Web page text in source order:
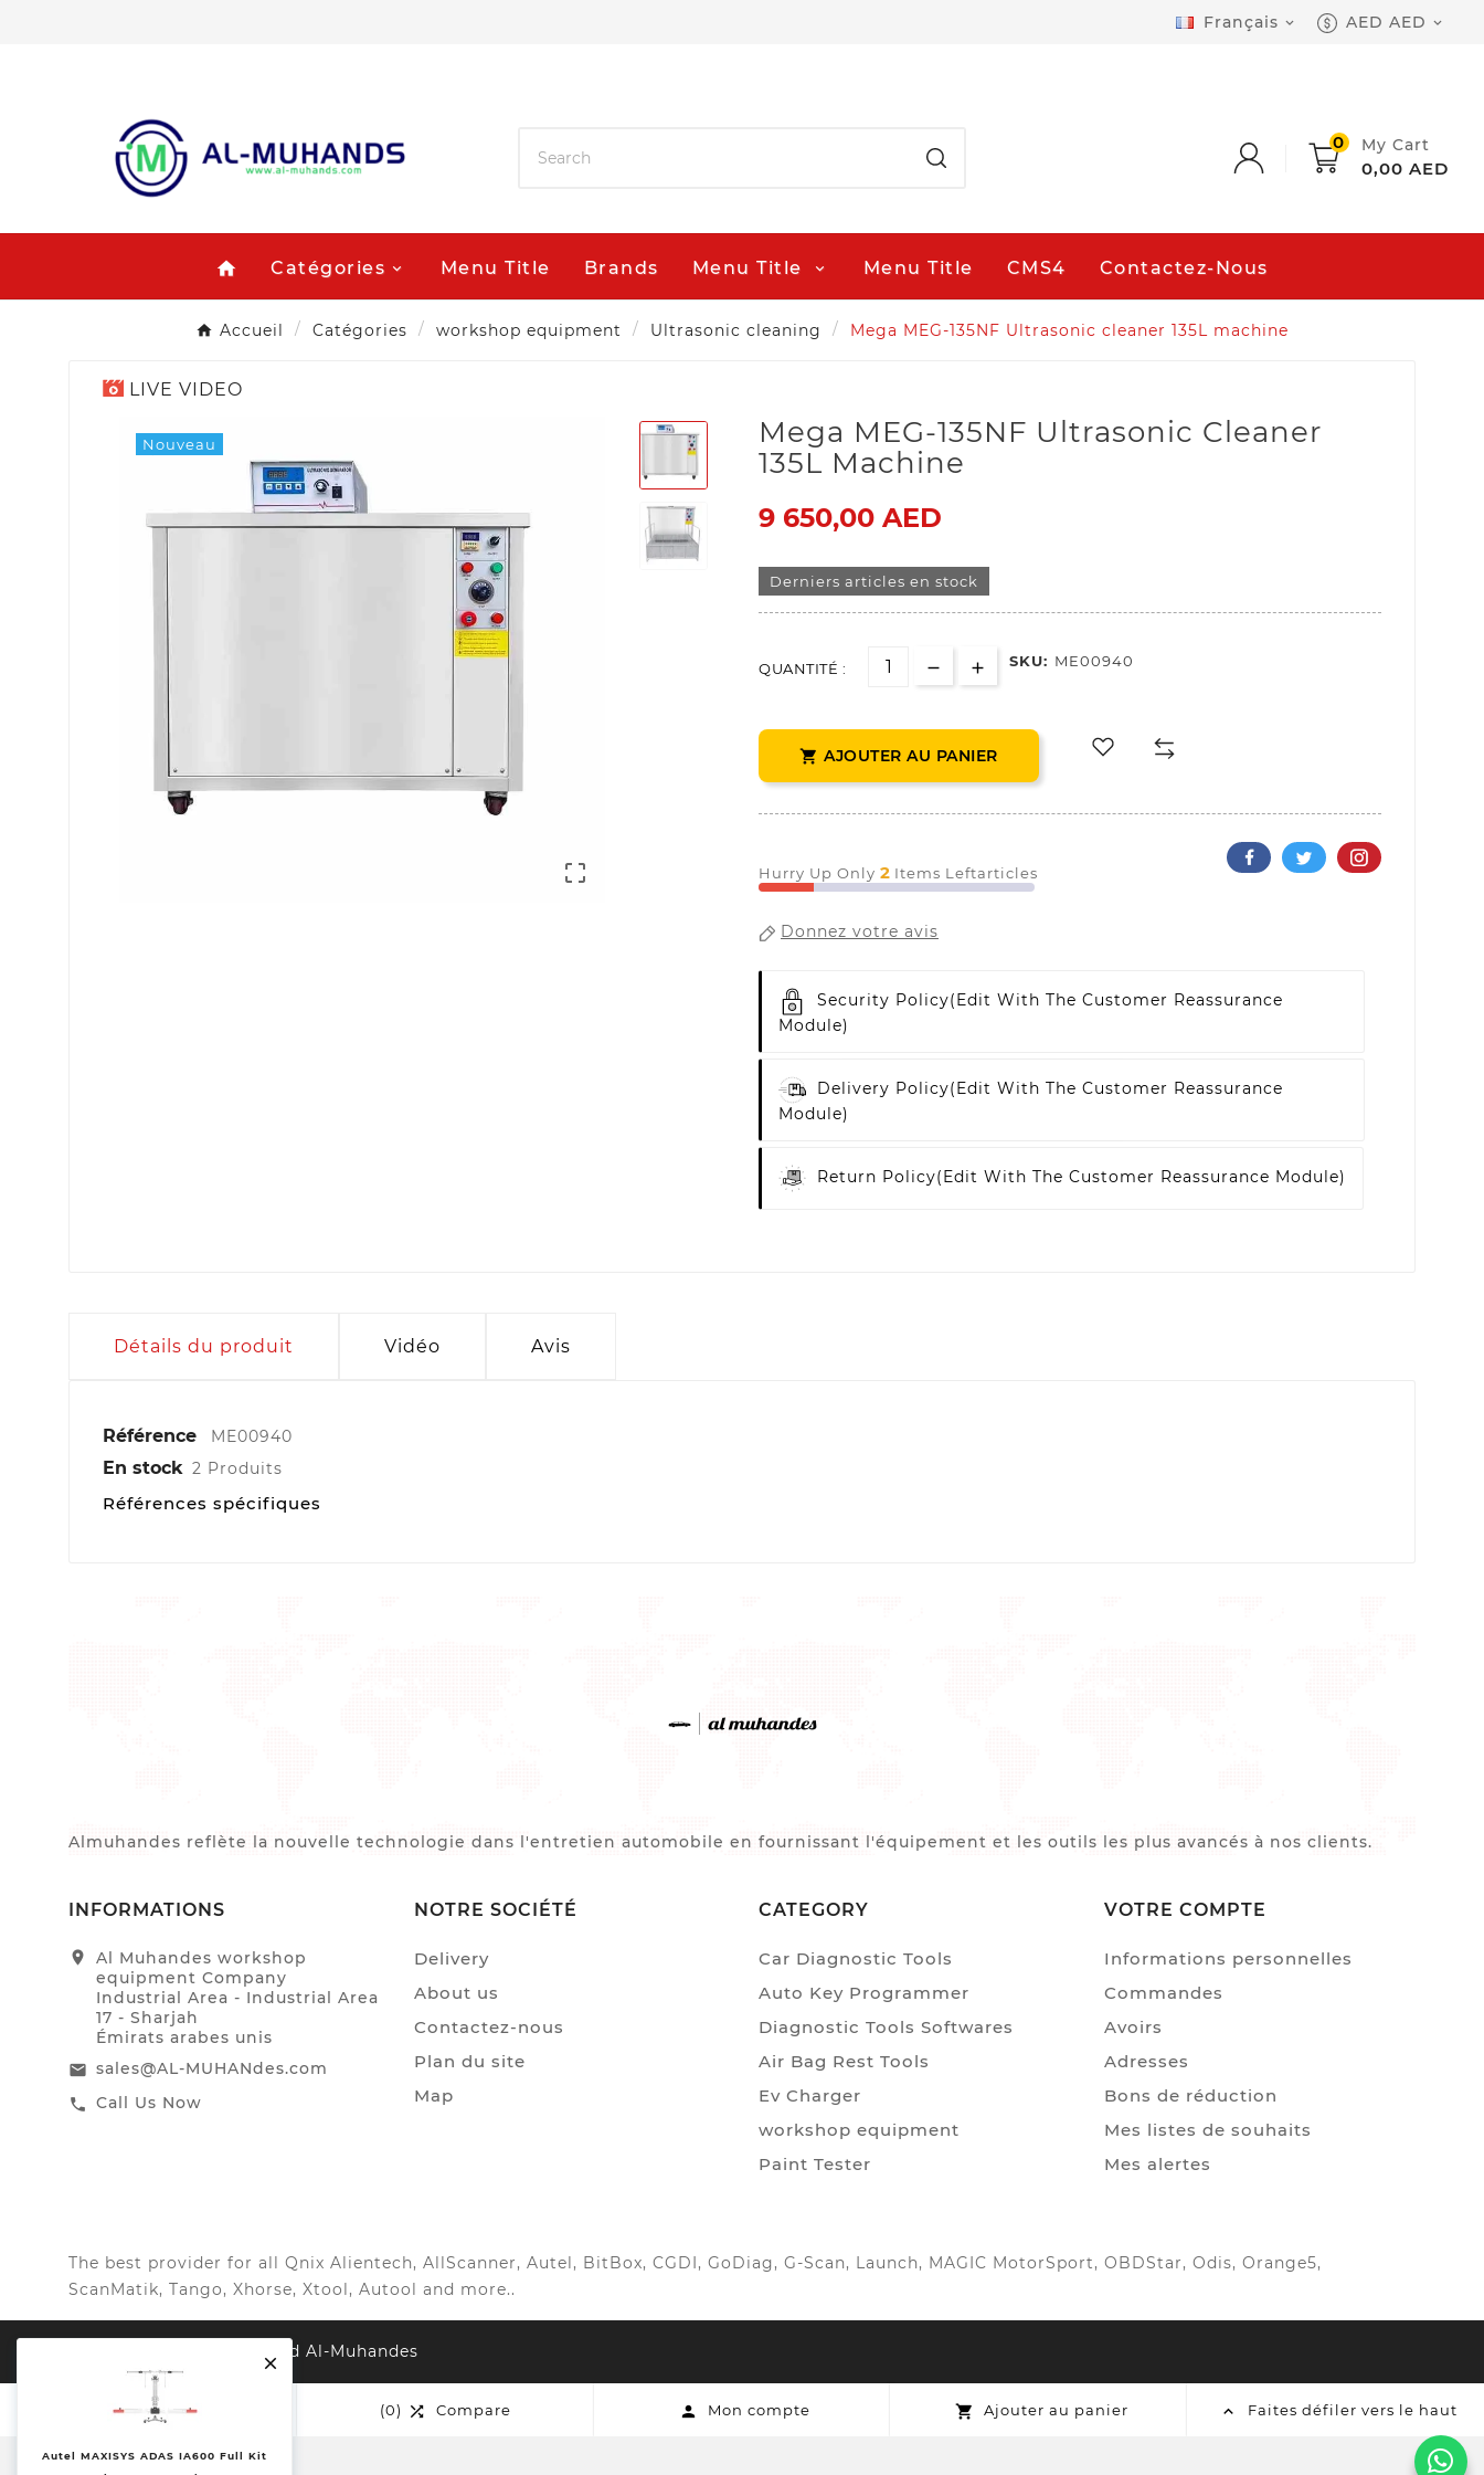

Autel MAXISYS ADAS IA600 Full Kit
Français  AED AED 
0 My Cart
0,00 AED
home Catégories Menu Title Brands Menu Title Menu Title CMS4 Contactez-Nous
Accueil Catégories workshop equipment Ultrasonic cleaning Mega MEG-135NF Ultrasonic cleaner 135L machine
LIVE VIDEO
Nouveau

Mega MEG-135NF Ultrasonic Cleaner
135L Machine
9 650,00 AED
Derniers articles en stock
QUANTITÉ : SKU: ME00940
 AJOUTER AU PANIER
Hurry Up Only 2 Items Leftarticles
Donnez votre avis
Security Policy(edit With The Customer Reassurance
Module)
Delivery Policy(edit With The Customer Reassurance
Module)
Return Policy(edit With The Customer Reassurance Module)
Détails du produit Vidéo Avis
Référence ME00940
En stock 2 Produits
Références spécifiques
Almuhandes reflète la nouvelle technologie dans l'entretien automobile en fournissant l'équipement et les outils les plus avancés à nos clients.
INFORMATIONS
location_on
Al Muhandes workshop
equipment Company
Industrial Area - Industrial Area
17 - Sharjah
Émirats arabes unis
email sales@AL-MUHANdes.com
call Call Us Now
NOTRE SOCIÉTÉ
Delivery
About us
Contactez-nous
Plan du site
Map
CATEGORY
Car Diagnostic Tools
Auto Key Programmer
Diagnostic Tools Softwares
Air Bag Rest Tools
Ev Charger
workshop equipment
Paint Tester
VOTRE COMPTE
Informations personnelles
Commandes
Avoirs
Adresses
Bons de réduction
Mes listes de souhaits
Mes alertes
The best provider for all Qnix Alientech, AllScanner, Autel, BitBox, CGDI, GoDiag, G-Scan, Launch, MAGIC MotorSport, OBDStar, Odis, Orange5,
ScanMatik, Tango, Xhorse, Xtool, Autool and more..
© 2022, All Right Reserved Al-Muhandes
Liste de souhaits (0)  Compare  Mon compte  Ajouter au panier  Faites défiler vers le haut